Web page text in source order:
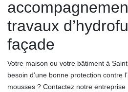
travaux
façade
Votre maison ou votre bâtiment à
besoin d’une bonne protection contre
mousses ? Contactez notre